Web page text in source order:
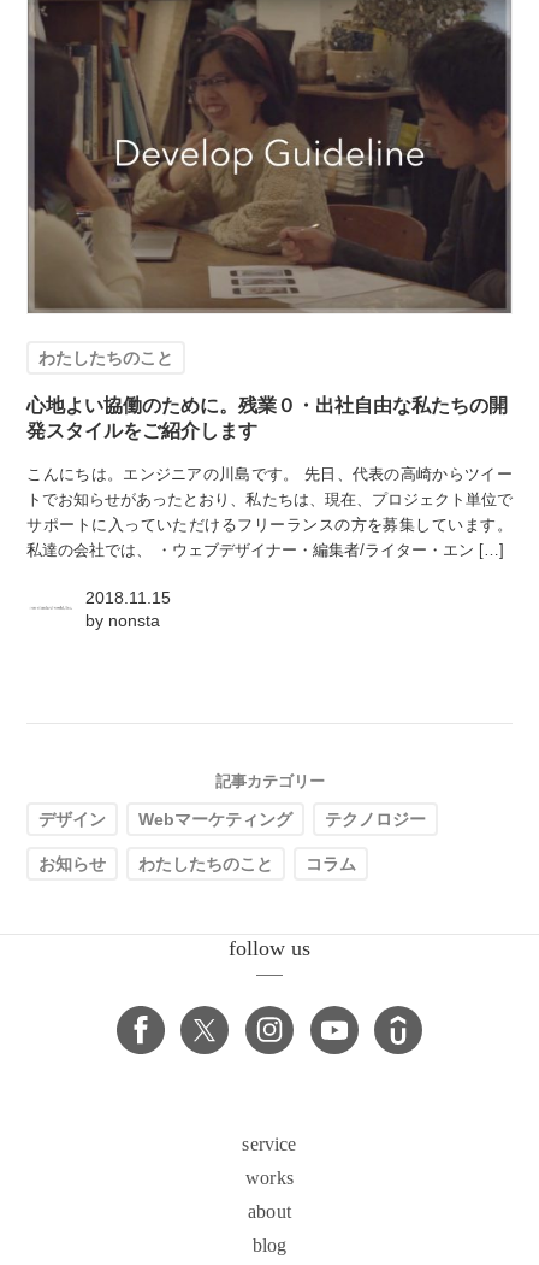
わたしたちのこと
心地よい協働のために。残業０・出社自由な私たちの開
発スタイルをご紹介します
こんにちは。エンジニアの川島です。 先日、代表の高崎からツイー
トでお知らせがあったとおり、私たちは、現在、プロジェクト単位で
サポートに入っていただけるフリーランスの方を募集しています。
私達の会社では、 ・ウェブデザイナー・編集者/ライター・エン […]
2018.11.15
by nonsta
記事カテゴリー
デザイン Webマーケティング テクノロジー
お知らせ わたしたちのこと コラム
follow us
service
works
about
blog